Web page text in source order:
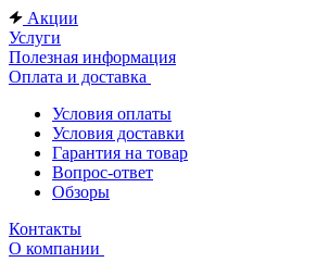
Акции
Услуги
Полезная информация
Оплата и доставка
Условия оплаты
Условия доставки
Гарантия на товар
Вопрос-ответ
Обзоры
Контакты
О компании